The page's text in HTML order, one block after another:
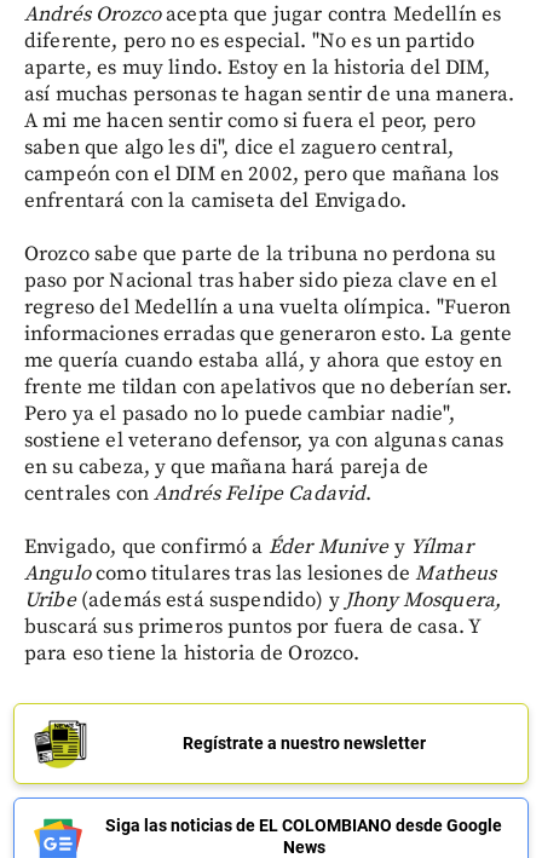
Andrés Orozcoacepta que jugar contra Medellín es
diferente, pero no es especial. "No es un partido
aparte, es muy lindo. Estoy en la historia del DIM,
así muchas personas te hagan sentir de una manera.
A mi me hacen sentir como si fuera el peor, pero
saben que algo les di", dice el zaguero central,
campeón con el DIM en 2002, pero que mañana los
enfrentará con la camiseta del Envigado.
Orozco sabe que parte de la tribuna no perdona su
paso por Nacional tras haber sido pieza clave en el
regreso del Medellín a una vuelta olímpica. "Fueron
informaciones erradas que generaron esto. La gente
me quería cuando estaba allá, y ahora que estoy en
frente me tildan con apelativos que no deberían ser.
Pero ya el pasado no lo puede cambiar nadie",
sostiene el veterano defensor, ya con algunas canas
en su cabeza, y que mañana hará pareja de
centrales conAndrésFelipe Cadavid.
Envigado, que confirmó a Éder Munivey Yílmar
Angulocomo titulares tras las lesiones deMatheus
Uribe(además está suspendido) y JhonyMosquera,
buscará sus primeros puntos por fuera de casa. Y
para eso tiene la historia de Orozco.
Regístrate a nuestro newsletter
Siga las noticias de EL COLOMBIANO desde Google
News